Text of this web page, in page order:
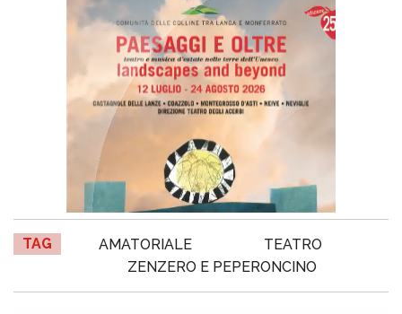
TAG AMATORIALE
TEATRO
ZENZERO E PEPERONCINO